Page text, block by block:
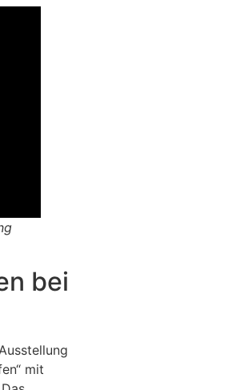
bei
mit